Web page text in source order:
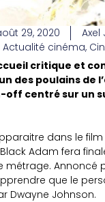
29, 2020
Axel
Actualité cinéma,
critique et
des poulains de
off centré sur un
dans le
Adam fera
Annoncé
que le
Dwayne Johnson.